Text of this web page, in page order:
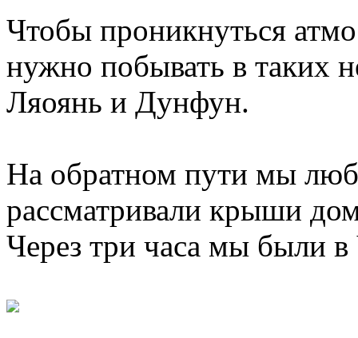
Чтобы проникнуться
нужно побывать в таких
Ляоянь и Дунфун.
На обратном пути мы
рассматривали крыши
Через три часа мы были в